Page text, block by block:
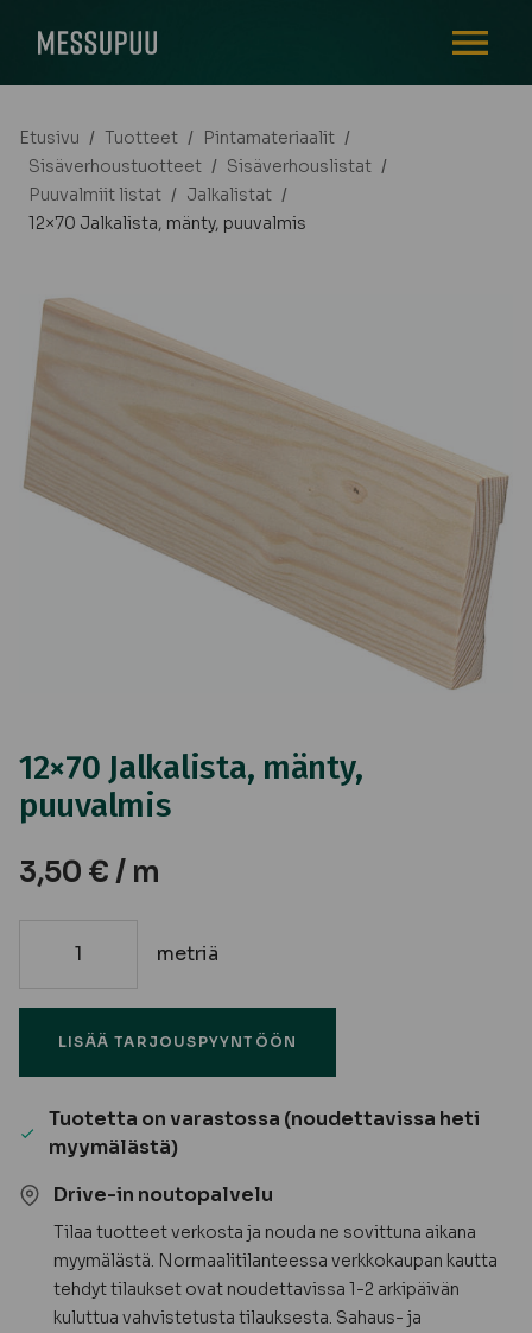
Etusivu / Tuotteet / Pintamateriaalit /
Sisäverhoustuotteet / Sisäverhouslistat /
Puuvalmiit listat / Jalkalistat /
12×70 Jalkalista, mänty, puuvalmis
12×70 Jalkalista, mänty,
puuvalmis
3,50 € / m
puuvalmis
määrä
metriä
LISÄÄ TARJOUSPYYNTÖÖN
Tuotetta on varastossa (noudettavissa heti
myymälästä)
Drive-in noutopalvelu
Tilaa tuotteet verkosta ja nouda ne sovittuna aikana
myymälästä. Normaalitilanteessa verkkokaupan kautta
tehdyt tilaukset ovat noudettavissa 1-2 arkipäivän
kuluttua vahvistetusta tilauksesta. Sahaus- ja